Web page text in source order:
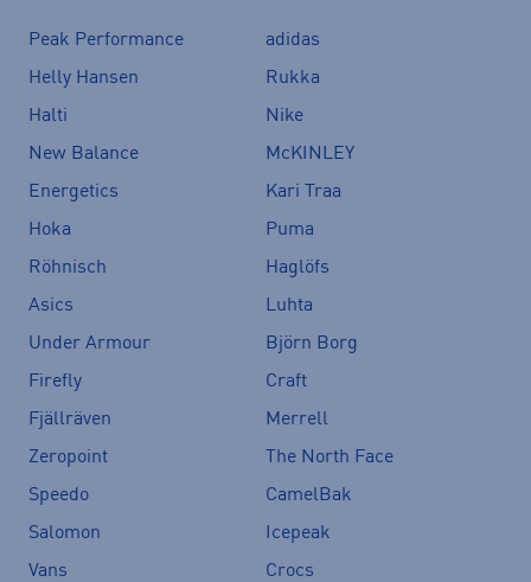
Peak Performance
adidas
Helly Hansen
Rukka
Halti
Nike
New Balance
McKINLEY
Energetics
Kari Traa
Hoka
Puma
Röhnisch
Haglöfs
Asics
Luhta
Under Armour
Björn Borg
Firefly
Craft
Fjällräven
Merrell
Zeropoint
The North Face
Speedo
CamelBak
Salomon
Icepeak
Vans
Crocs